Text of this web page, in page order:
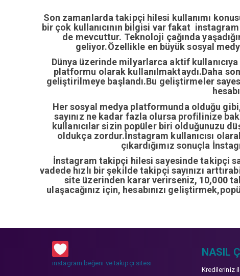
Son zamanlarda takipçi hilesi kullanımı
bir çok kullanıcının bilgisi var fakat
de mevcuttur. Teknoloji çağında
geliyor.Özellikle en büyük sosyal
Dünya üzerinde milyarlarca aktif
platformu olarak kullanılmaktaydı.Daha
geliştirilmeye başlandı.Bu geliştirmeler
Her sosyal medya platformunda olduğu
sayınız ne kadar fazla olursa profilinize
kullanıcılar sizin popüler biri olduğunuzu
oldukça zordur.İnstagram kullanıcısı
çıkardığımız sonuçla
İnstagram takipçi hilesi sayesinde takipçi
vadede hızlı bir şekilde takipçi sayınızı
site üzerinden karar verirseniz, 10,000
ulaşacağınız için, hesabınızı
instagram beğeni ve takipçi sitesi
NASIL
Kredileriniz